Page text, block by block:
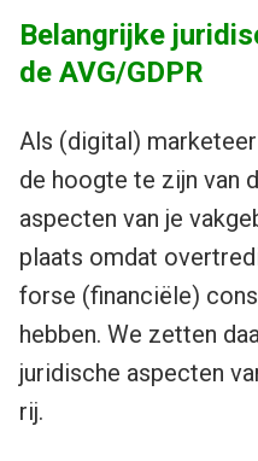
Belangrijke
de AVG/GDPR
Als (digital)
de hoogte te zijn van
aspecten van je
plaats omdat
forse (financiële)
hebben. We zetten
juridische aspecten
rij.